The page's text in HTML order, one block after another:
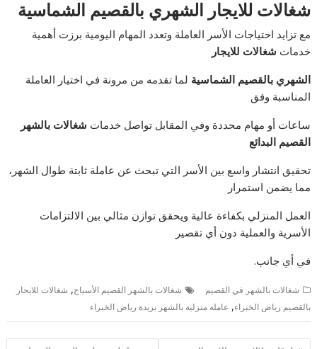
شغالات للايجار الشهري بالقصيم الشماسية
مع تزايد احتياجات الأسر العاملة وتعدد المهام اليومية برزت أهمية
خدمات شغالات للايجار
الشهري بالقصيم الشماسية لما تقدمه من مرونة في اختيار العاملة
المناسبة وفق
ساعات أو مهام محددة وفي المقابل تواصل خدمات شغالات بالشهر
القصيم البدائع
تحقيق انتشار واسع بين الأسر التي تبحث عن عاملة ثابتة طوال الشهر،
مما يضمن استمرار
العمل المنزلي بكفاءة عالية ويحقق توازن مثالي بين الالتزامات
الأسرية والعملية دون أي تقصير
في أي جانب.
شغالات بالشهر في القصيم شغالات بالشهر القصيم الأسياح, شغالات للايجار
بالقصيم رياض الخبراء, عامله منزليه بالشهر بريدة رياض الخبراء